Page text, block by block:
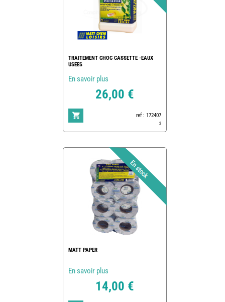
TRAITEMENT CHOC CASSETTE -EAUX
USEES
En savoir plus
26,00 €
ref : 172407
2
MATT PAPER
En savoir plus
14,00 €